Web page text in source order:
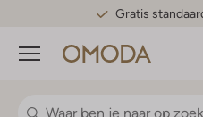
Gratis
Menu